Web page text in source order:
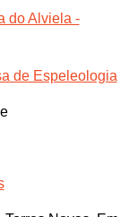
do Alviela -
de Espeleologia